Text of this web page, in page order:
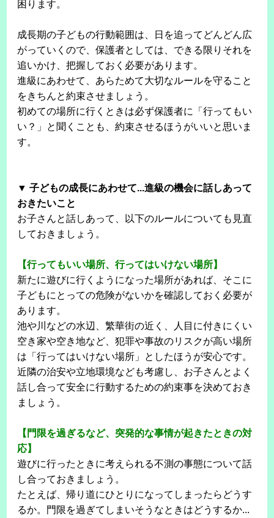
困ります。
成長期の子どもの行動範囲は、日を追ってどんどん広
がっていくので、保護者としては、できる限りそれを
追いかけ、把握しておく必要があります。
進級にあわせて、あらためて大切なルールを守ること
をきちんと約束させましょう。
初めての場所に行くときは必ず保護者に「行ってもい
い？」と聞くことも、約束させるほうがいいと思いま
す。
▼ 子どもの成長にあわせて...進級の機会に話しあって
おきたいこと
お子さんと話しあって、以下のルールについても見直
しておきましょう。
【行ってもいい場所、行ってはいけない場所】
新たに遊びに行くようになった場所があれば、そこに
子どもにとっての危険がないかを確認しておく必要が
あります。
池や川などの水辺、繁華街の近く、人目に付きにくい
空き家や空き地など、犯罪や事故のリスクが高い場所
は「行ってはいけない場所」としたほうが安心です。
近隣の治安や立地環境なども考慮し、お子さんとよく
話し合って安全に行動するための約束事を決めておき
ましょう。
【門限を過ぎるなど、突発的な事情が起きたときの対
応】
遊びに行ったときに考えられる不測の事態について話
し合っておきましょう。
たとえば、帰り道にひとりになってしまったらどうす
るか。門限を過ぎてしまいそうなときはどうするか...